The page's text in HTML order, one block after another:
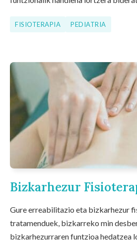
FISIOTERAPIA PEDIATRIA
Bizkarhezur
Gure erreabilitazio eta bizkarhezur
tratamenduek, bizkarreko min
bizkarhezurraren funtzioa hedatzea